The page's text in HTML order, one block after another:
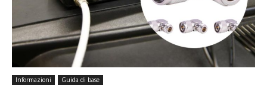
Informazioni Guida di base